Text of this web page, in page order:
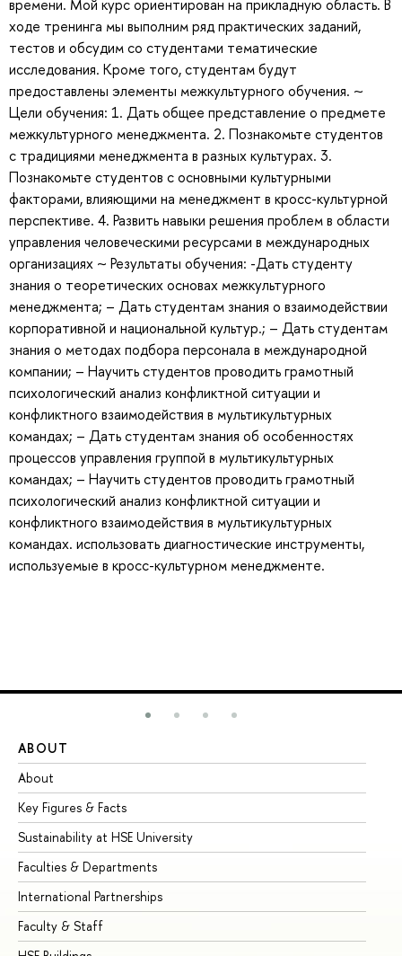
времени. Мой курс ориентирован на прикладную область. В
ходе тренинга мы выполним ряд практических заданий,
тестов и обсудим со студентами тематические
исследования. Кроме того, студентам будут
предоставлены элементы межкультурного обучения. ~
Цели обучения: 1. Дать общее представление о предмете
межкультурного менеджмента. 2. Познакомьте студентов
с традициями менеджмента в разных культурах. 3.
Познакомьте студентов с основными культурными
факторами, влияющими на менеджмент в кросс-культурной
перспективе. 4. Развить навыки решения проблем в области
управления человеческими ресурсами в международных
организациях ~ Результаты обучения: -Дать студенту
знания о теоретических основах межкультурного
менеджмента; – Дать студентам знания о взаимодействии
корпоративной и национальной культур.; – Дать студентам
знания о методах подбора персонала в международной
компании; – Научить студентов проводить грамотный
психологический анализ конфликтной ситуации и
конфликтного взаимодействия в мультикультурных
командах; – Дать студентам знания об особенностях
процессов управления группой в мультикультурных
командах; – Научить студентов проводить грамотный
психологический анализ конфликтной ситуации и
конфликтного взаимодействия в мультикультурных
командах. использовать диагностические инструменты,
используемые в кросс-культурном менеджменте.
ABOUT
About
Key Figures & Facts
Sustainability at HSE University
Faculties & Departments
International Partnerships
Faculty & Staff